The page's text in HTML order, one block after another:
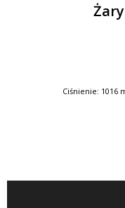
Ciśnienie: 1016